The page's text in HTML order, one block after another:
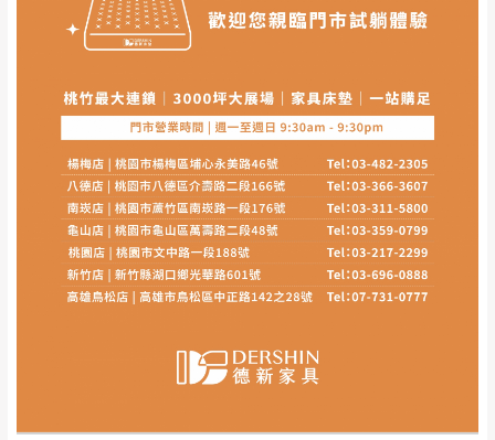
本司貨車運送如因路況不佳、天候惡劣、過於偏遠之
山區內等，或收貨地點搬運過於困難等因素，導致無
狀況保有出貨的權利。
保護物流人員的工作安全，賣家無提供吊掛服務，若
需以吊車或其他的吊掛方式吊運，費用將由買方自行
支付。
因大型傢俱有組裝、配送的問題，並非一般快速到貨
商品，無法指定特定時間送達，司機當天到貨前皆會
再與您通知，讓您不用整天在家等貨，以免浪費你的
寶貴時間。
事，而危及運送人員輸送之安全，本司得視狀況延後
或停止運送服務。
須保持商品全新狀態與完整包裝。鑑賞期間
若發生非本司因素致使之汙損破壞，恕無法
台北市、新北市地區固定每周(三)、(日)兩天
收送貨，敬請見諒！
本公司部份商品無維修服務，超過7日鑑賞
期，商品使用年限，因客人使用習慣、居家
環境不同。若屬人為因素導致商品損壞、零
件短缺，則維修、搬運費用，需由消費者自
行吸收(另事先與消費者報價，消費者同意將
到貨7日內為鑑賞期(注意:鑑賞期非試用期)，
若非商品品質瑕疵問題於鑑賞期內退貨之情